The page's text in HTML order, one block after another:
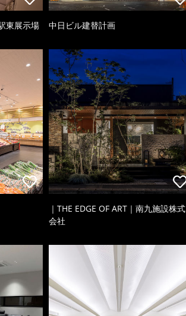
東展示場 中日ビル建替計画
｜THE EDGE OF ART｜南九施設株式
会社